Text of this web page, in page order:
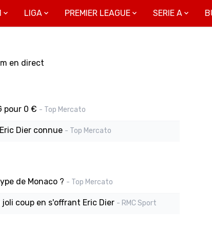
LIGA PREMIER LEAGUE SERIE A
en direct
pour 0 € - Top Mercato
Dier connue - Top Mercato
de Monaco ? - Top Mercato
joli coup en s'offrant Eric Dier - RMC Sport